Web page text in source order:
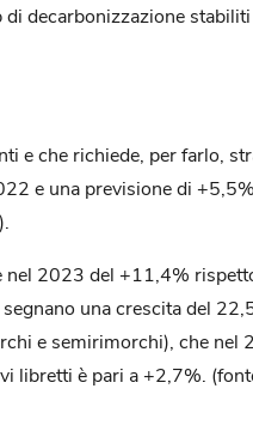
decarbonizzazione
e che richiede, per farlo,
e una previsione di
nel 2023 del +11,4%
una crescita del
e semirimorchi), che
è pari a +2,7%.